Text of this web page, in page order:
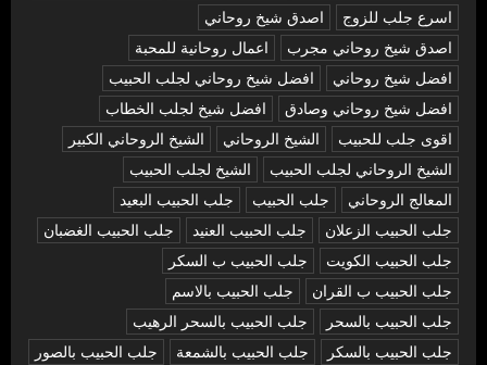
اسرع جلب للزوج
اصدق شيخ روحاني
اصدق شيخ روحاني مجرب
اعمال روحانية للمحبة
افضل شيخ روحاني
افضل شيخ روحاني لجلب الحبيب
افضل شيخ روحاني وصادق
افضل شيخ لجلب الخطاب
اقوى جلب للحبيب
الشيخ الروحاني
الشيخ الروحاني الكبير
الشيخ الروحاني لجلب الحبيب
الشيخ لجلب الحبيب
المعالج الروحاني
جلب الحبيب
جلب الحبيب البعيد
جلب الحبيب الزعلان
جلب الحبيب العنيد
جلب الحبيب الغضبان
جلب الحبيب الكويت
جلب الحبيب ب السكر
جلب الحبيب ب القران
جلب الحبيب بالاسم
جلب الحبيب بالسحر
جلب الحبيب بالسحر الرهيب
جلب الحبيب بالسكر
جلب الحبيب بالشمعة
جلب الحبيب بالصور